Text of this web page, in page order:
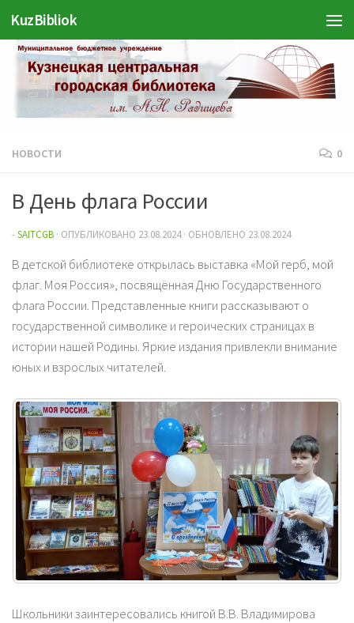
Перейти к содержимому
KuzBibliok
НОВОСТИ 0
В День флага России
-SAITCGB · ОПУБЛИКОВАНО 23.08.2024· ОБНОВЛЕНО 23.08.2024
В детской библиотеке открылась выставка «Мой герб, мой
флаг. Моя Россия», посвящённая Дню Государственного
флага России. Представленные книги рассказывают о
государственной символике и героических страницах в
истории нашей Родины. Яркие издания привлекли внимание
юных и взрослых читателей.
Школьники заинтересовались книгой В.В. Владимирова